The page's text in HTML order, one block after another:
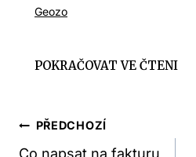
Navigace
PŘEDCHOZÍ